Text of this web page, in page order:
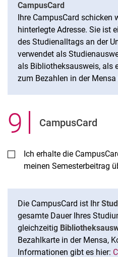
CampusCard
Ihre CampusCard schicken
hinterlegte Adresse. Sie ist
des Studienalltags an der
verwendet als
als Bibliotheksausweis, als
zum Bezahlen in der
9 . CampusCard
Ich erhalte die
meinen Semesterbeitrag
Die CampusCard ist Ihr
gesamte Dauer Ihres
gleichzeitig
Bezahlkarte in der Mensa,
Informationen gibt es hier: